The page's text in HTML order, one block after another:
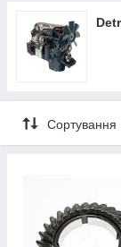
Сортування